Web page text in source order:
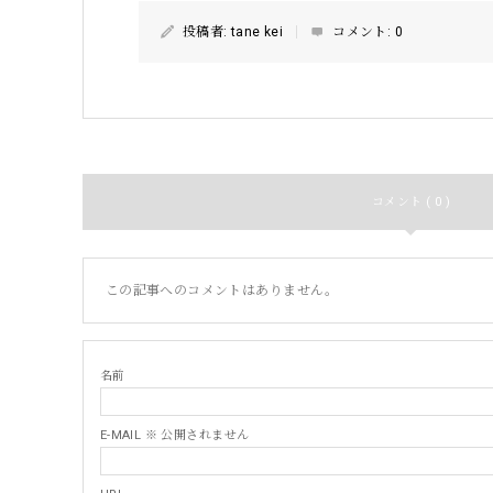
投稿者:tane kei コメント: 0
コメント ( 0 )
この記事へのコメントはありません。
名前
E-MAIL ※ 公開されません